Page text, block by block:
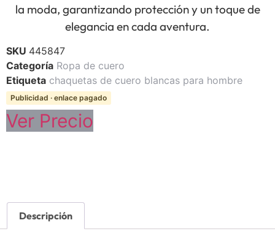
la moda, garantizando protección y un toque de
elegancia en cada aventura.
SKU 445847
Categoría Ropa de cuero
Etiqueta chaquetas de cuero blancas para hombre
Publicidad · enlace pagado
Ver Precio
Descripción